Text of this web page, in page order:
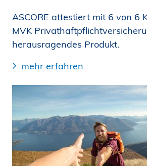
ASCORE attestiert mit 6 von 6
MVK
herausragendes Produkt.
mehr erfahren